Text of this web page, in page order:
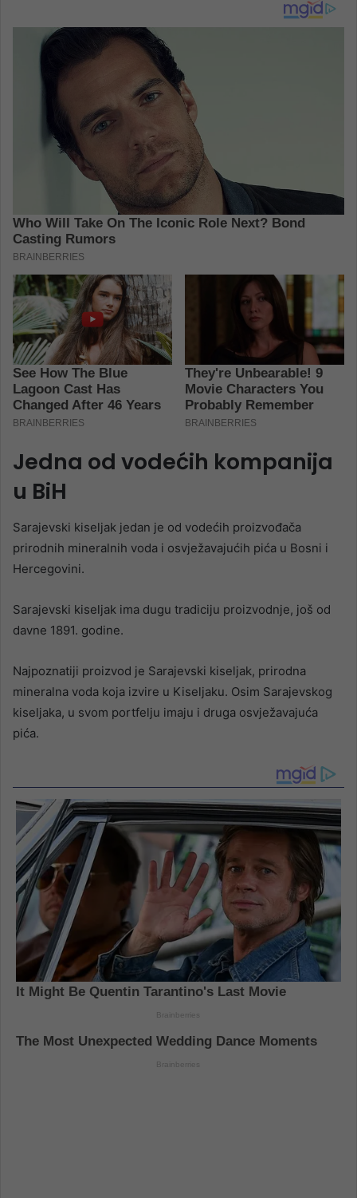
Jedna od vodećih kompanija
u BiH
Sarajevski kiseljak jedan je od vodećih proizvođača
prirodnih mineralnih voda i osvježavajućih pića u Bosni i
Hercegovini.
Sarajevski kiseljak ima dugu tradiciju proizvodnje, još od
davne 1891. godine.
Najpoznatiji proizvod je Sarajevski kiseljak, prirodna
mineralna voda koja izvire u Kiseljaku. Osim Sarajevskog
kiseljaka, u svom portfelju imaju i druga osvježavajuća
pića.